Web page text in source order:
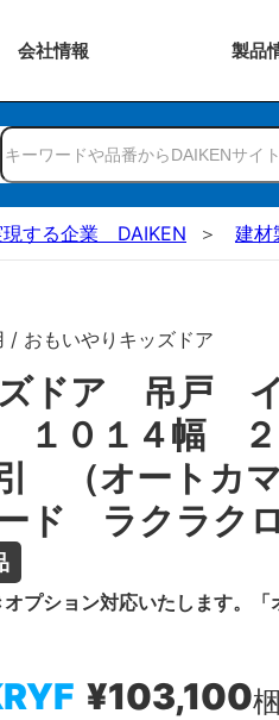
会社情報 製品
現する企業 DAIKEN 建材
/ おもいやりキッズドア
ズドア 吊戸
０１４幅
（オートカマ
ド ラクラクロ
プション対応いたします。
¥103,100梱